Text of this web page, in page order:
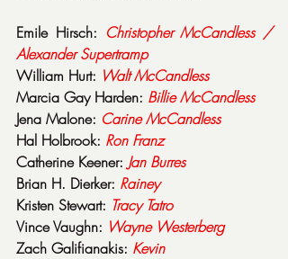
Emile Hirsch: Christopher McCandless /
Alexander Supertramp
William Hurt: Walt McCandless
Marcia Gay Harden: Billie McCandless
Jena Malone: Carine McCandless
Hal Holbrook: Ron Franz
Catherine Keener: Jan Burres
Brian H. Dierker: Rainey
Kristen Stewart: Tracy Tatro
Vince Vaughn: Wayne Westerberg
Zach Galifianakis: Kevin